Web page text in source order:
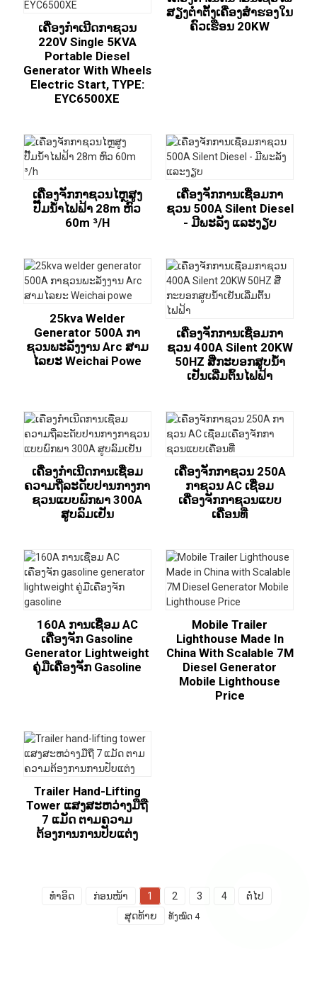
ເຄື່ອງກໍາເນີດກາຊວນ
220V Single 5KVA
Portable Diesel
Generator With Wheels
Electric Start, TYPE:
EYC6500XE
ສຽງຕ່ໍາຕັ້ງເຄື່ອງສໍາຮອງໃນ
ຄົວເຮືອນ 20KW
ເຄື່ອງຈັກກາຊວນໄຫຼສູງ
ປັ໊ມນ້ໍາໄຟຟ້າ 28m ຫົວ
60m ³/h
ເຄື່ອງຈັກການເຊື່ອມກາ
ຊວນ 500A Silent Diesel
- ມີພະລັງ ແລະງຽບ
25kva Welder
Generator 500A ກາ
ຊວນພະລັງງານ Arc ສາມ
ໄລຍະ Weichai Powe
ເຄື່ອງຈັກການເຊື່ອມກາ
ຊວນ 400A Silent 20KW
50HZ ສີ່ກະບອກສູບນ້ໍາ
ເຢັນເລີ່ມຕົ້ນໄຟຟ້າ
ເຄື່ອງກໍາເນີດການເຊື່ອມ
ຄວາມຖີ່ລະດັບປານກາງກາ
ຊວນແບບພົກພາ 300A
ສູບລົມເຢັນ
ເຄື່ອງຈັກກາຊວນ 250A
ກາຊວນ AC ເຊື່ອມ
ເຄື່ອງຈັກກາຊວນແບບ
ເຄື່ອນທີ່
160A ການເຊື່ອມ AC
ເຄື່ອງຈັກ Gasoline
Generator Lightweight
ຄູ່ມືເຄື່ອງຈັກ Gasoline
Mobile Trailer
Lighthouse Made In
China With Scalable 7M
Diesel Generator
Mobile Lighthouse
Price
Trailer Hand-Lifting
Tower ແສງສະຫວ່າງມືຖື
7 ແມັດ ຕາມຄວາມ
ຕ້ອງການການປັບແຕ່ງ
ທໍາອິດ ກ່ອນໜ້າ 1 2 3 4
ຕໍ່ໄປ
ສຸດທ້າຍ
ທັງໝົດ 4